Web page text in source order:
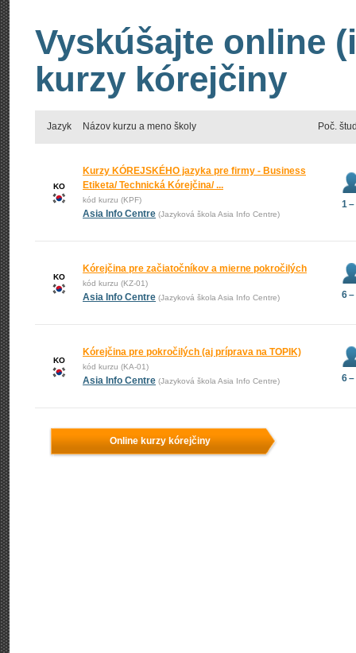
Vyskúšajte online
kurzy kórejčiny
Jazyk Názov kurzu a meno školy Poč.
KO
Kurzy KÓREJSKÉHO jazyka pre firmy - Business
Etiketa/ Technická Kórejčina/ ...
kód kurzu (KPF)
Asia Info Centre (Jazyková škola Asia Info Centre)
1 –
KO
Kórejčina pre začiatočníkov a mierne pokročilých
kód kurzu (KZ-01)
Asia Info Centre (Jazyková škola Asia Info Centre) 6 –
KO
Kórejčina pre pokročilých (aj príprava na TOPIK)
kód kurzu (KA-01)
Asia Info Centre (Jazyková škola Asia Info Centre) 6 –
Online kurzy kórejčiny